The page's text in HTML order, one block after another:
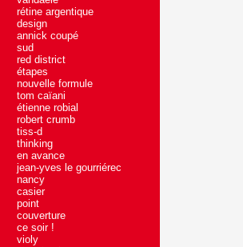
rétine argentique
design
annick coupé
sud
red district
étapes
nouvelle formule
tom caïani
étienne robial
robert crumb
tiss-d
thinking
en avance
jean-yves le gourriérec
nancy
casier
point
couverture
ce soir !
violy